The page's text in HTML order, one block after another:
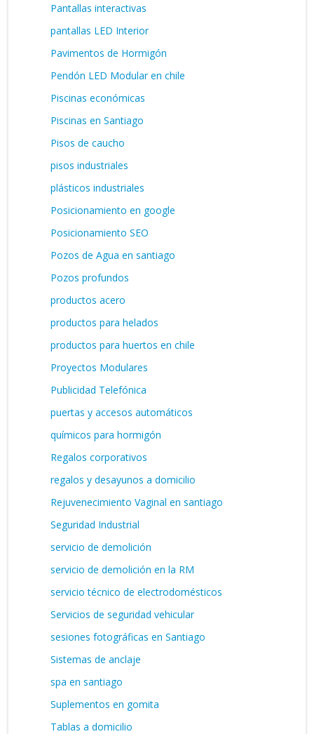
Pantallas interactivas
pantallas LED Interior
Pavimentos de Hormigón
Pendón LED Modular en chile
Piscinas económicas
Piscinas en Santiago
Pisos de caucho
pisos industriales
plásticos industriales
Posicionamiento en google
Posicionamiento SEO
Pozos de Agua en santiago
Pozos profundos
productos acero
productos para helados
productos para huertos en chile
Proyectos Modulares
Publicidad Telefónica
puertas y accesos automáticos
químicos para hormigón
Regalos corporativos
regalos y desayunos a domicilio
Rejuvenecimiento Vaginal en santiago
Seguridad Industrial
servicio de demolición
servicio de demolición en la RM
servicio técnico de electrodomésticos
Servicios de seguridad vehicular
sesiones fotográficas en Santiago
Sistemas de anclaje
spa en santiago
Suplementos en gomita
Tablas a domicilio